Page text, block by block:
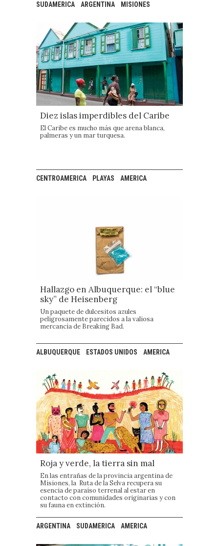
SUDAMERICA ARGENTINA MISIONES
Diez islas imperdibles del Caribe
El Caribe es mucho más que arena blanca,
palmeras y un mar turquesa.
CENTROAMERICA PLAYAS AMERICA
Hallazgo en Albuquerque: el “blue
sky” de Heisenberg
Un paquete de dulcesitos azules
peligrosamente parecidos a la valiosa
mercancía de Breaking Bad.
ALBUQUERQUE ESTADOS UNIDOS AMERICA
Roja y verde, la tierra sin mal
En las entrañas de la provincia argentina de
Misiones, la Ruta de la Selva recupera su
esencia de paraíso terrenal al estar en
contacto con comunidades originarias y con
su fauna en extinción.
ARGENTINA SUDAMERICA AMERICA